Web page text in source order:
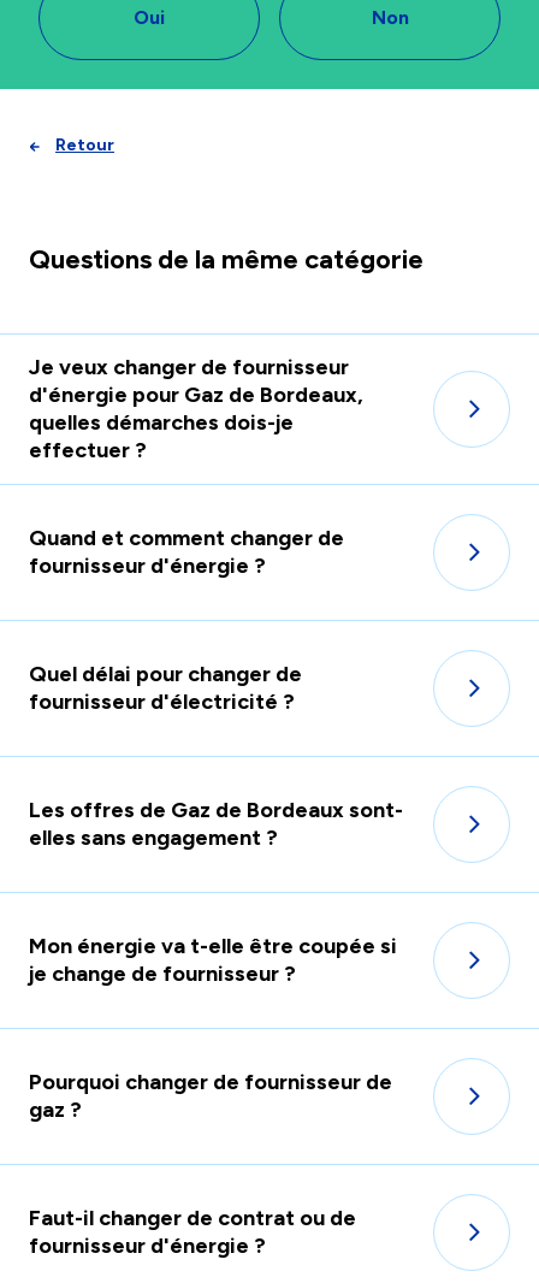
Oui Non
Retour
Questions de la même catégorie
Je veux changer de fournisseur
d'énergie pour Gaz de Bordeaux,
quelles démarches dois-je
effectuer ?
Quand et comment changer de
fournisseur d'énergie ?
Quel délai pour changer de
fournisseur d'électricité ?
Les offres de Gaz de Bordeaux sont-
elles sans engagement ?
Mon énergie va t-elle être coupée si
je change de fournisseur ?
Pourquoi changer de fournisseur de
gaz ?
Faut-il changer de contrat ou de
fournisseur d'énergie ?